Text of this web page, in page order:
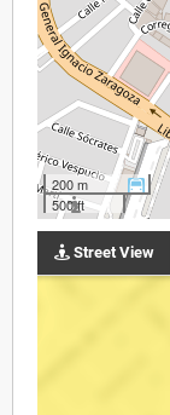
200 m
500 ft
Street View